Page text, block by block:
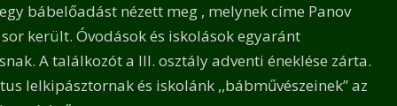
bábelőadást nézett meg , melynek címe Panov
került. Óvodások és iskolások egyaránt
A találkozót a III. osztály adventi éneklése zárta.
lelkipásztornak és iskolánk ,,bábművészeinek” az